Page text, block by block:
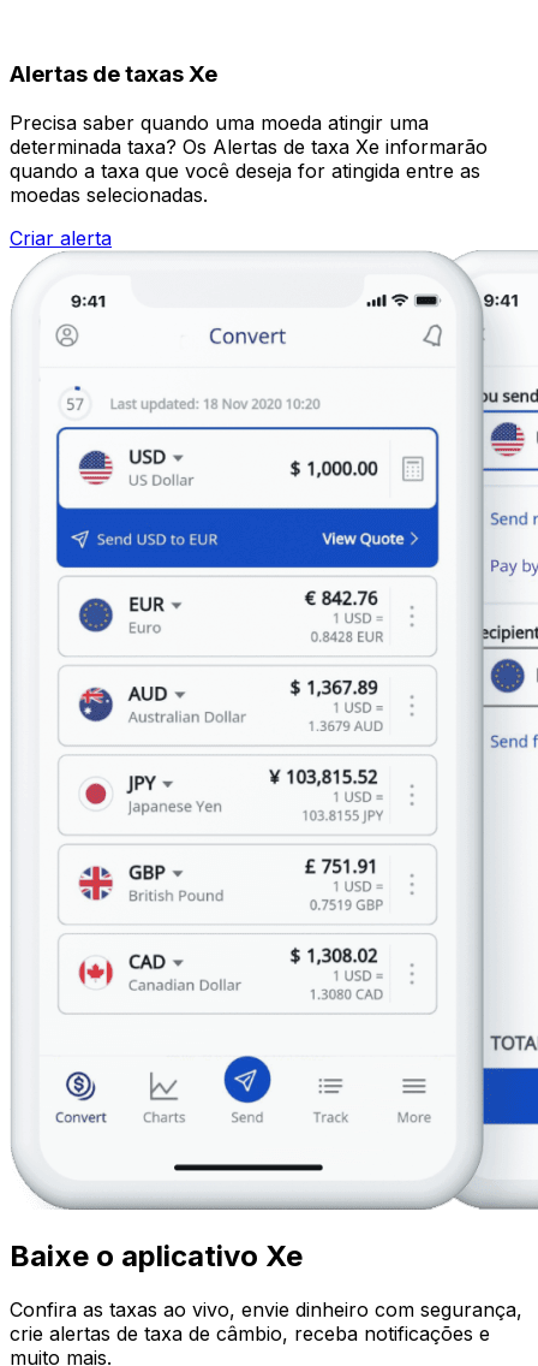
Alertas de taxas Xe
Precisa saber quando uma moeda atingir uma
determinada taxa? Os Alertas de taxa Xe informarão
quando a taxa que você deseja for atingida entre as
moedas selecionadas.
Criar alerta
Baixe o aplicativo Xe
Confira as taxas ao vivo, envie dinheiro com segurança,
crie alertas de taxa de câmbio, receba notificações e
muito mais.